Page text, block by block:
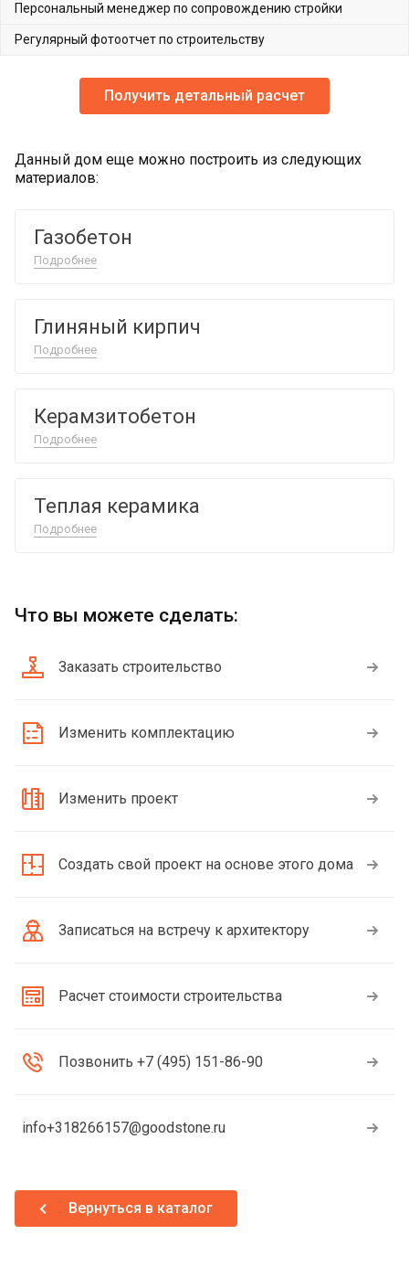
Персональный менеджер по сопровождению стройки
Регулярный фотоотчет по строительству
Получить детальный расчет
Данный дом еще можно построить из следующих
материалов:
Газобетон
Подробнее
Глиняный кирпич
Подробнее
Керамзитобетон
Подробнее
Теплая керамика
Подробнее
Что вы можете сделать:
Заказать строительство
Изменить комплектацию
Изменить проект
Создать свой проект на основе этого дома
Записаться на встречу к архитектору
Расчет стоимости строительства
Позвонить +7 (495) 151-86-90
info+318266157@goodstone.ru
Вернуться в каталог